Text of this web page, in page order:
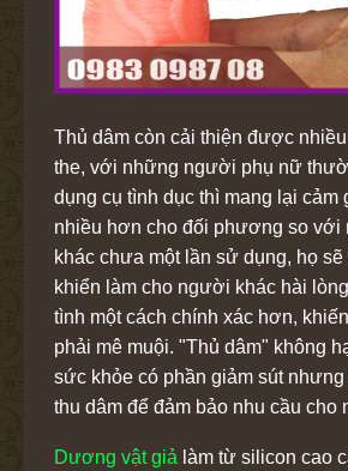
Thủ dâm còn cải thiện được
the, với những người phụ nữ
dụng cụ tình dục thì mang lại cảm
nhiều hơn cho đối phương so
khác chưa một lần sử dụng, họ
khiển làm cho người khác hài
tình một cách chính xác hơn,
phải mê muội. "Thủ dâm" không
sức khỏe có phần giảm sút
thu dâm để đảm bảo nhu cầu cho
Dương vật giả làm từ silicon cao